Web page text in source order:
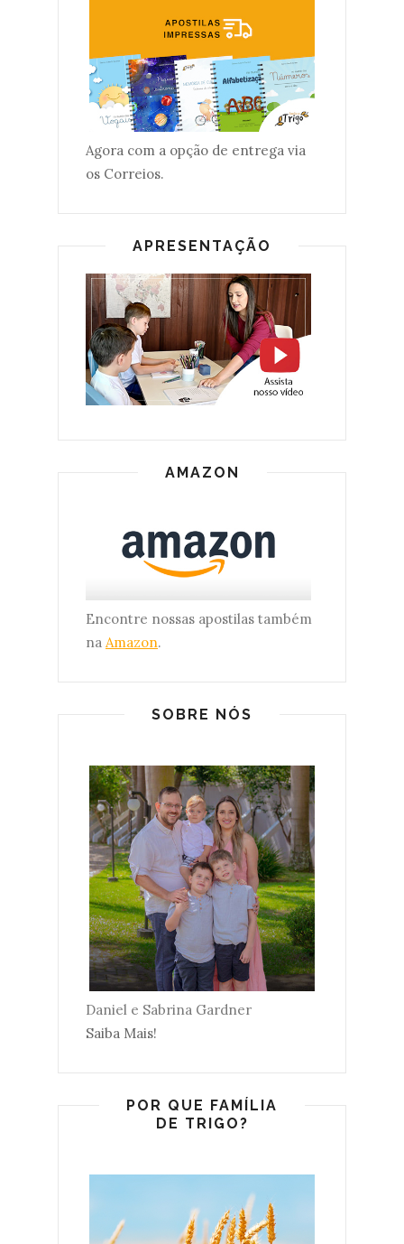
Agora com a opção de entrega via
os Correios.
APRESENTAÇÃO
AMAZON
Encontre nossas apostilas também
na Amazon.
SOBRE NÓS
Daniel e Sabrina Gardner
Saiba Mais!
POR QUE FAMÍLIA
DE TRIGO?